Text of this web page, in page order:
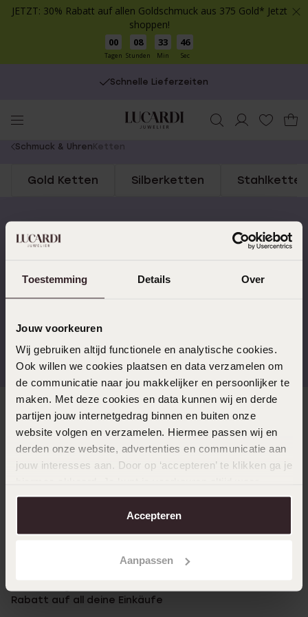
JETZT: 30% Rabatt auf allen Goldschmuck aus 375 Gold* Jetzt
shoppen!
00
Tagen
08
Stunden
33
Min
46
Sec
Toestemming Details Over
Jouw voorkeuren
Wij gebruiken altijd functionele en analytische cookies.
Ook willen we cookies plaatsen en data verzamelen om
de communicatie naar jou makkelijker en persoonlijker te
maken. Met deze cookies en data kunnen wij en derde
partijen jouw internetgedrag binnen en buiten onze
website volgen en verzamelen. Hiermee passen wij en
derden onze website, advertenties en communicatie aan
jouw interesses aan. Door op ‘accepteren’ te klikken ga je
aanpassen. Lees er meer over in onscookiebeleid.
Accepteren
Aanpassen
Schnelle Lieferzeiten
You
here:
Schmuck & Uhren Ketten
Gold Ketten Silberketten Stahlketten
Schnelle Lieferzeiten
14 Tage kostenlos
€49
(55.000+ reviews)
Direkt zu
Über Lucardi
Rabatt auf all deine Einkäufe